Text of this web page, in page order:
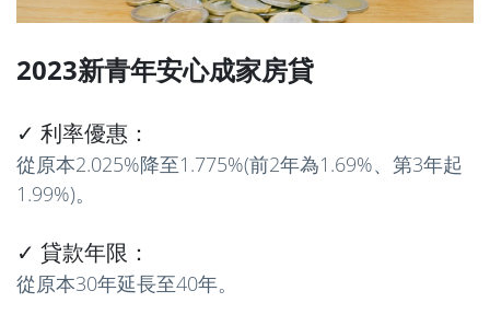
2023新青年安心成家房貸
✓ 利率優惠：
從原本2.025%降至1.775%(前2年為1.69%、第3年起
1.99%)。
✓ 貸款年限：
從原本30年延長至40年。